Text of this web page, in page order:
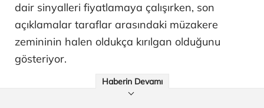
dair sinyalleri fiyatlamaya çalışırken, son
açıklamalar taraflar arasındaki müzakere
zemininin halen oldukça kırılgan olduğunu
gösteriyor.
Haberin Devamı